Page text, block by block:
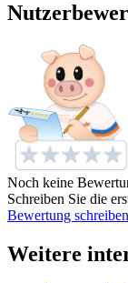
Noch keine
Schreiben Sie die
Bewertung schreiben
Weitere